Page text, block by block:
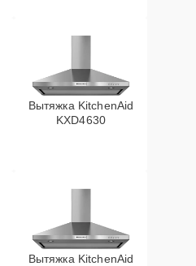
Вытяжка KitchenAid
KXD4630
Вытяжка KitchenAid